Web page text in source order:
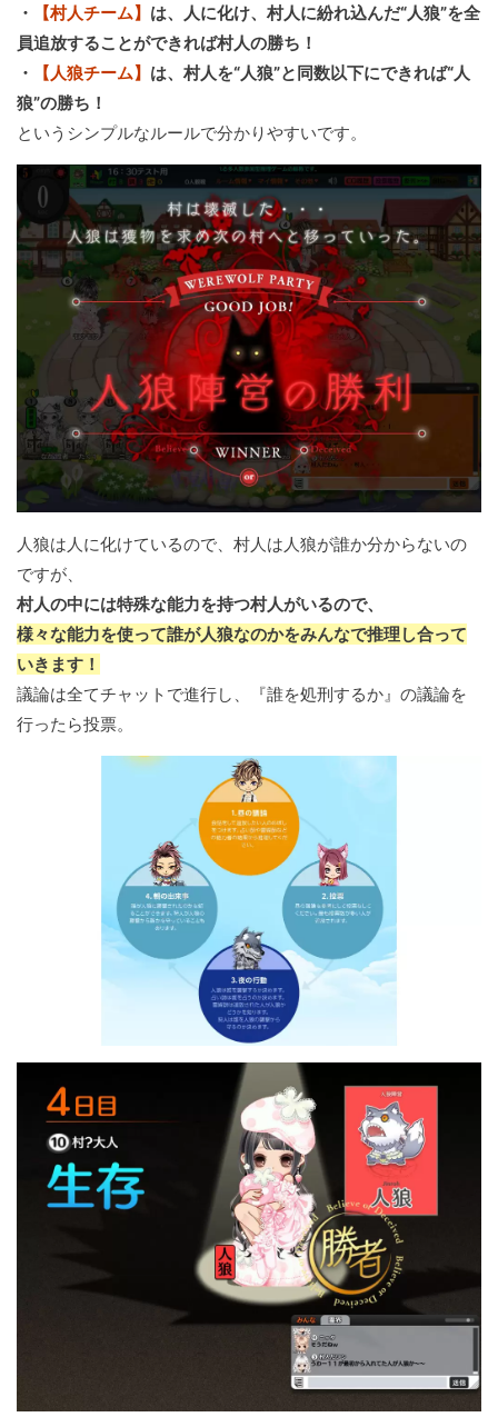
・ 【村人チーム】 は、人に化け、村人に紛れ込んだ“人狼”を全
員追放することができれば村人の勝ち！
・
【人狼チーム】 は、村人を“人狼”と同数以下にできれば“人
狼”の勝ち！
というシンプルなルールで分かりやすいです。
人狼は人に化けているので、村人は人狼が誰か分からないの
ですが、
村人の中には特殊な能力を持つ村人がいるので、
様々な能力を使って誰が人狼なのかをみんなで推理し合って
いきます！
議論は全てチャットで進行し、『誰を処刑するか』の議論を
行ったら投票。